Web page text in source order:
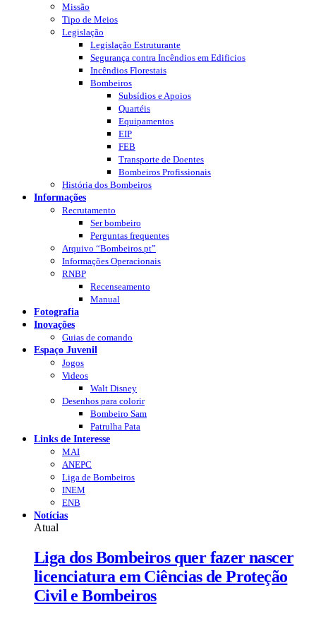
Missão
Tipo de Meios
Legislação
Legislação Estruturante
Segurança contra Incêndios em Edificios
Incêndios Florestais
Bombeiros
Subsídios e Apoios
Quartéis
Equipamentos
EIP
FEB
Transporte de Doentes
Bombeiros Profissionais
História dos Bombeiros
Informações
Recrutamento
Ser bombeiro
Perguntas frequentes
Arquivo “Bombeiros.pt”
Informações Operacionais
RNBP
Recenseamento
Manual
Fotografia
Inovações
Guias de comando
Espaço Juvenil
Jogos
Videos
Walt Disney
Desenhos para colorir
Bombeiro Sam
Patrulha Pata
Links de Interesse
MAI
ANEPC
Liga de Bombeiros
INEM
ENB
Notícias
Atual
Liga dos Bombeiros quer fazer nascer
licenciatura em Ciências de Proteção
Civil e Bombeiros